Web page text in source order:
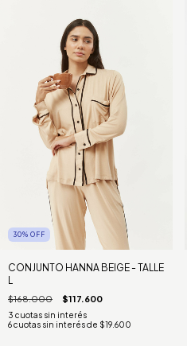
30% OFF
CONJUNTO HANNA BEIGE - TALLE
L
$168.000 $117.600
6cuotas sin interés de $19.600